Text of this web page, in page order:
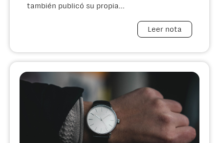
también publicó su propia...
Leer nota